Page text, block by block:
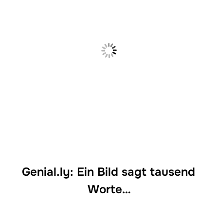
Genial.ly: Ein Bild sagt tausend
Worte…